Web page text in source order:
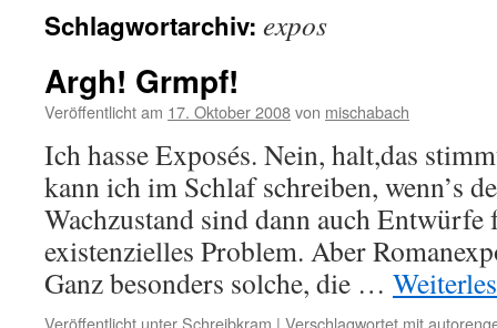
Schlagwortarchiv: expos
Argh! Grmpf!
Veröffentlicht am 17. Oktober 2008von mischabach
Ich hasse Exposés. Nein, halt,das
kann ich im Schlaf schreiben, wenn’s
Wachzustand sind dann auch
existenzielles Problem. Aber
Ganz besonders solche, die …
Veröffentlicht unter Schreibkram | Verschlagwortet mit